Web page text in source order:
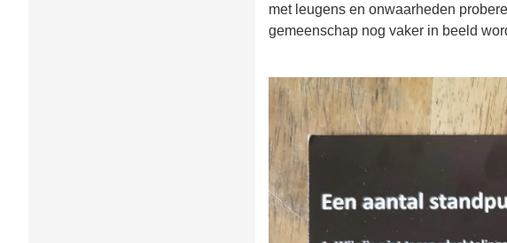
met leugens en onwaarheden
gemeenschap nog vaker in beeld